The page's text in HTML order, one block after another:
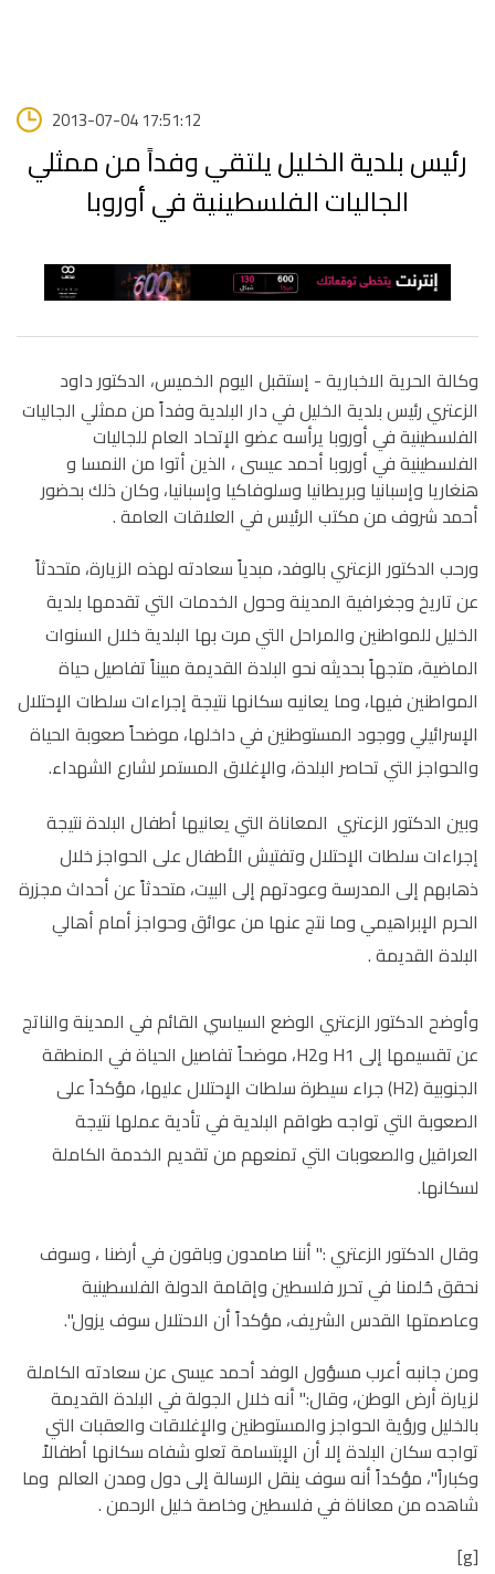
2013-07-04 17:51:12
رئيس بلدية الخليل يلتقي وفداً من ممثلي
الجاليات الفلسطينية في أوروبا
وكالة الحرية الاخبارية - إستقبل اليوم الخميس، الدكتور داود
الزعتري رئيس بلدية الخليل في دار البلدية وفداً من ممثلي الجاليات
الفلسطينية في أوروبا يرأسه عضو الإتحاد العام للجاليات
الفلسطينية في أوروبا أحمد عيسى ، الذين أتوا من النمسا و
هنغاريا وإسبانيا وبريطانيا وسلوفاكيا وإسبانيا، وكان ذلك بحضور
أحمد شروف من مكتب الرئيس في العلاقات العامة .
ورحب الدكتور الزعتري بالوفد، مبدياً سعادته لهذه الزيارة، متحدثاً
عن تاريخ وجغرافية المدينة وحول الخدمات التي تقدمها بلدية
الخليل للمواطنين والمراحل التي مرت بها البلدية خلال السنوات
الماضية، متجهاً بحديثه نحو البلدة القديمة مبيناً تفاصيل حياة
المواطنين فيها، وما يعانيه سكانها نتيجة إجراءات سلطات الإحتلال
الإسرائيلي ووجود المستوطنين في داخلها، موضحاً صعوبة الحياة
والحواجز التي تحاصر البلدة، والإغلاق المستمر لشارع الشهداء.
وبين الدكتور الزعتري المعاناة التي يعانيها أطفال البلدة نتيجة
إجراءات سلطات الإحتلال وتفتيش الأطفال على الحواجز خلال
ذهابهم إلى المدرسة وعودتهم إلى البيت، متحدثاً عن أحداث مجزرة
الحرم الإبراهيمي وما نتج عنها من عوائق وحواجز أمام أهالي
البلدة القديمة .
وأوضح الدكتور الزعتري الوضع السياسي القائم في المدينة والناتج
عن تقسيمها إلى H1 وH2، موضحاً تفاصيل الحياة في المنطقة
الجنوبية (H2) جراء سيطرة سلطات الإحتلال عليها، مؤكداً على
الصعوبة التي تواجه طواقم البلدية في تأدية عملها نتيجة
العراقيل والصعوبات التي تمنعهم من تقديم الخدمة الكاملة
لسكانها.
وقال الدكتور الزعتري :" أننا صامدون وباقون في أرضنا ، وسوف
نحقق حُلمنا في تحرر فلسطين وإقامة الدولة الفلسطينية
وعاصمتها القدس الشريف، مؤكداً أن الاحتلال سوف يزول".
ومن جانبه أعرب مسؤول الوفد أحمد عيسى عن سعادته الكاملة
لزيارة أرض الوطن، وقال:" أنه خلال الجولة في البلدة القديمة
بالخليل ورؤية الحواجز والمستوطنين والإغلاقات والعقبات التي
تواجه سكان البلدة إلا أن الإبتسامة تعلو شفاه سكانها أطفالاً
وكباراً"، مؤكداً أنه سوف ينقل الرسالة إلى دول ومدن العالم وما
شاهده من معاناة في فلسطين وخاصة خليل الرحمن .
[g]